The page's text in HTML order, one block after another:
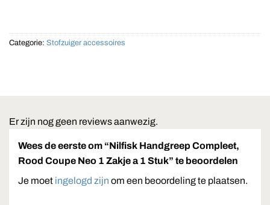
Categorie: Stofzuiger accessoires
Er zijn nog geen reviews aanwezig.
Wees de eerste om “Nilfisk Handgreep Compleet,
Rood Coupe Neo 1 Zakje a 1 Stuk” te beoordelen
Je moet ingelogd zijn om een beoordeling te plaatsen.